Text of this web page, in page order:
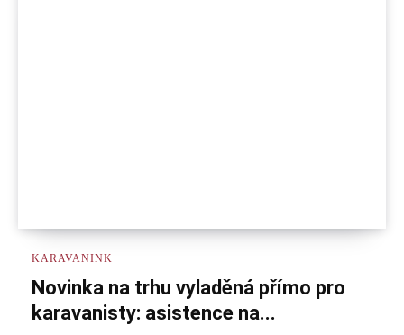
KARAVANINK
Novinka na trhu vyladěná přímo pro
karavanisty: asistence na...